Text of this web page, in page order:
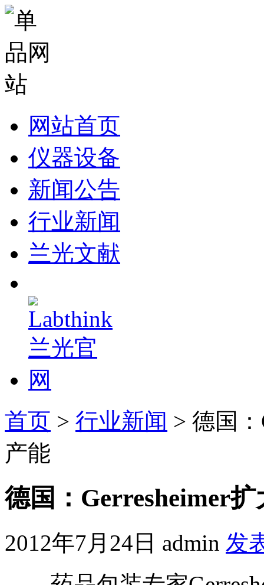
网站首页
仪器设备
新闻公告
行业新闻
兰光文献
首页 > 行业新闻 > 德国
产能
德国：Gerresheimer
2012年7月24日 admin 发